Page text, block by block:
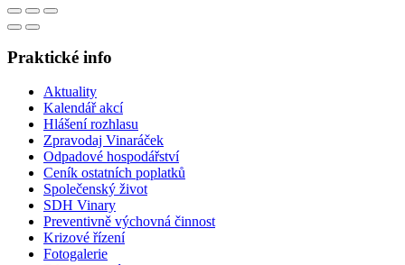
Praktické info
Aktuality
Kalendář akcí
Hlášení rozhlasu
Zpravodaj Vinaráček
Odpadové hospodářství
Ceník ostatních poplatků
Společenský život
SDH Vinary
Preventivně výchovná činnost
Krizové řízení
Fotogalerie